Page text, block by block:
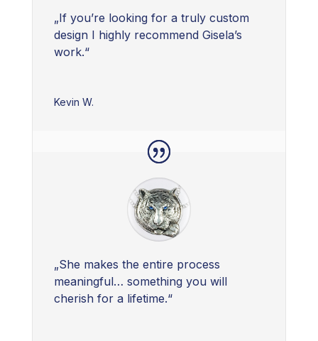
„If you’re looking for a truly custom
design I highly recommend Gisela’s
work.“
Kevin W.
„She makes the entire process
meaningful… something you will
cherish for a lifetime.“